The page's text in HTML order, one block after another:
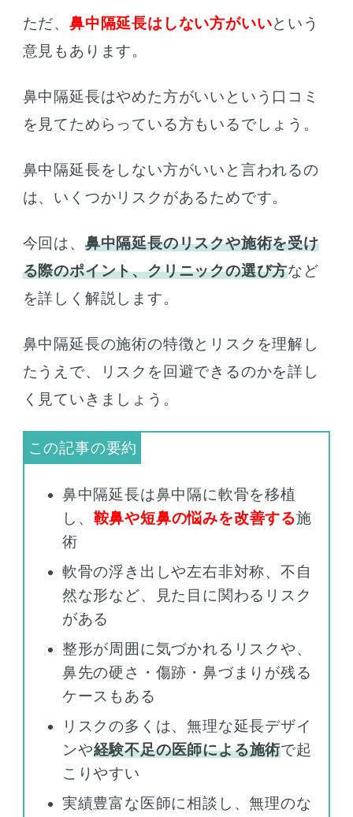
ただ、鼻中隔延長はしない方がいいという
意見もあります。
鼻中隔延長はやめた方がいいという口コミ
を見てためらっている方もいるでしょう。
鼻中隔延長をしない方がいいと言われるの
は、いくつかリスクがあるためです。
今回は、 鼻中隔延長のリスクや施術を受け
る際のポイント、クリニックの選び方など
を詳しく解説します。
鼻中隔延長の施術の特徴とリスクを理解し
たうえで、リスクを回避できるのかを詳し
く見ていきましょう。
鼻中隔延長は鼻中隔に軟骨を移植
し、 鞍鼻や短鼻の悩みを改善する施
術
軟骨の浮き出しや左右非対称、不自
然な形など、見た目に関わるリスク
がある
整形が周囲に気づかれるリスクや、
鼻先の硬さ・傷跡・鼻づまりが残る
ケースもある
リスクの多くは、無理な延長デザイ
ンや経験不足の医師による施術で起
こりやすい
実績豊富な医師に相談し、無理のな